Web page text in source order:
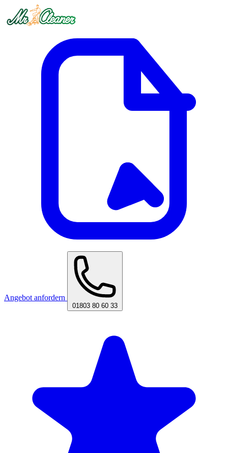
Angebot anfordern
01803 80 60 33